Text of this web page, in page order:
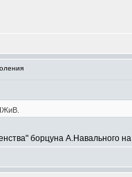
борцуна А.Навального